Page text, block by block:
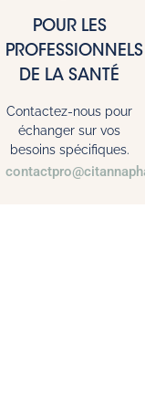
POUR LES
PROFESSIONNELS
DE LA SANTÉ
Contactez-nous pour
échanger sur vos
besoins spécifiques.